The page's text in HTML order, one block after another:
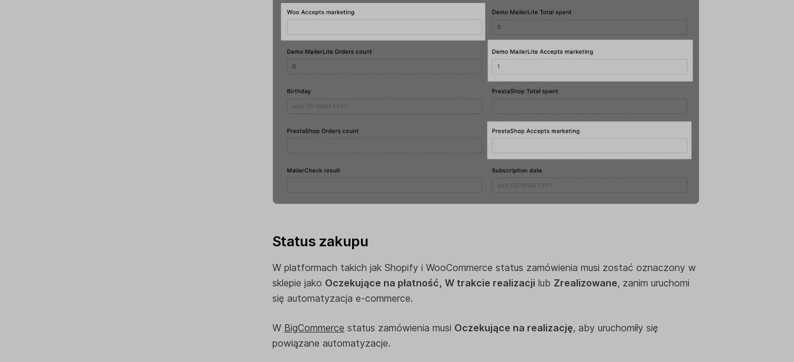
Status zakupu
W platformach takich jak Shopify i WooCommerce status zamówienia musi zostać oznaczony w
sklepie jako Oczekujące na płatność, W trakcie realizacji lub Zrealizowane, zanim uruchomi
się automatyzacja e-commerce.
W BigCommerce status zamówienia musi Oczekujące na realizację, aby uruchomiły się
powiązane automatyzacje.